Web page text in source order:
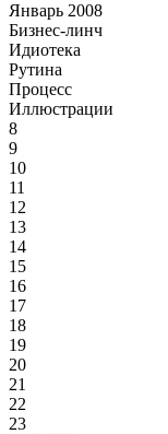
Январь 2008
Бизнес-линч
Идиотека
Рутина
Процесс
Иллюстрации
8
9
10
11
12
13
14
15
16
17
18
19
20
21
22
23